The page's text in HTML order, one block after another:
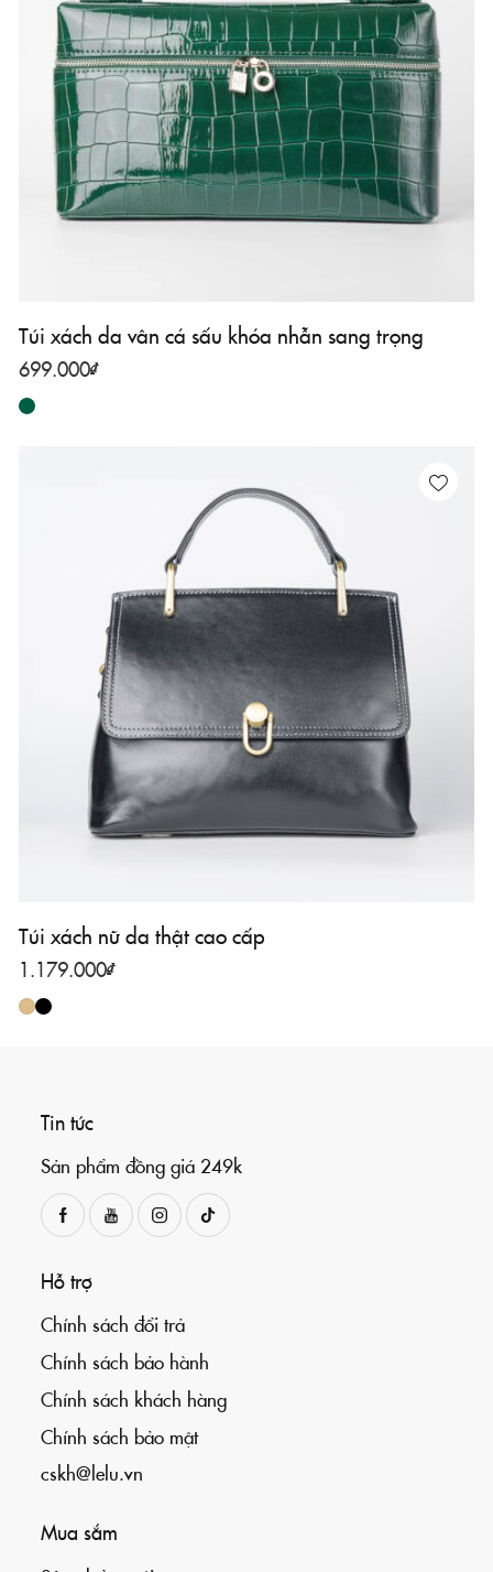
Túi xách da vân cá sấu khóa nhẫn sang trọng
699.000₫
Túi xách nữ da thật cao cấp
1.179.000₫
Tin tức
Sản phẩm đồng giá 249k
Hỗ trợ
Chính sách đổi trả
Chính sách bảo hành
Chính sách khách hàng
Chính sách bảo mật
cskh@lelu.vn
Mua sắm